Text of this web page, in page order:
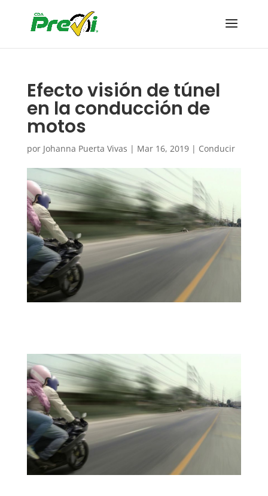
Efecto visión de túnel
en la conducción de
motos
por Johanna Puerta Vivas | Mar 16, 2019| Conducir